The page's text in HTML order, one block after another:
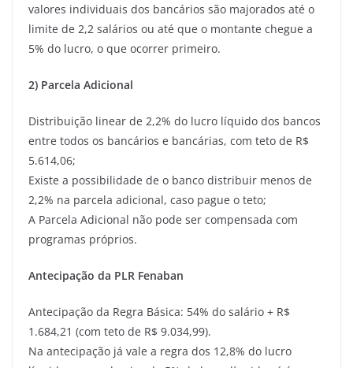
valores individuais dos bancários são majorados até o
limite de 2,2 salários ou até que o montante chegue a
5% do lucro, o que ocorrer primeiro.
2) Parcela Adicional
Distribuição linear de 2,2% do lucro líquido dos bancos
entre todos os bancários e bancárias, com teto de R$
5.614,06;
Existe a possibilidade de o banco distribuir menos de
2,2% na parcela adicional, caso pague o teto;
A Parcela Adicional não pode ser compensada com
programas próprios.
Antecipação da PLR Fenaban
Antecipação da Regra Básica: 54% do salário + R$
1.684,21 (com teto de R$ 9.034,99).
Na antecipação já vale a regra dos 12,8% do lucro